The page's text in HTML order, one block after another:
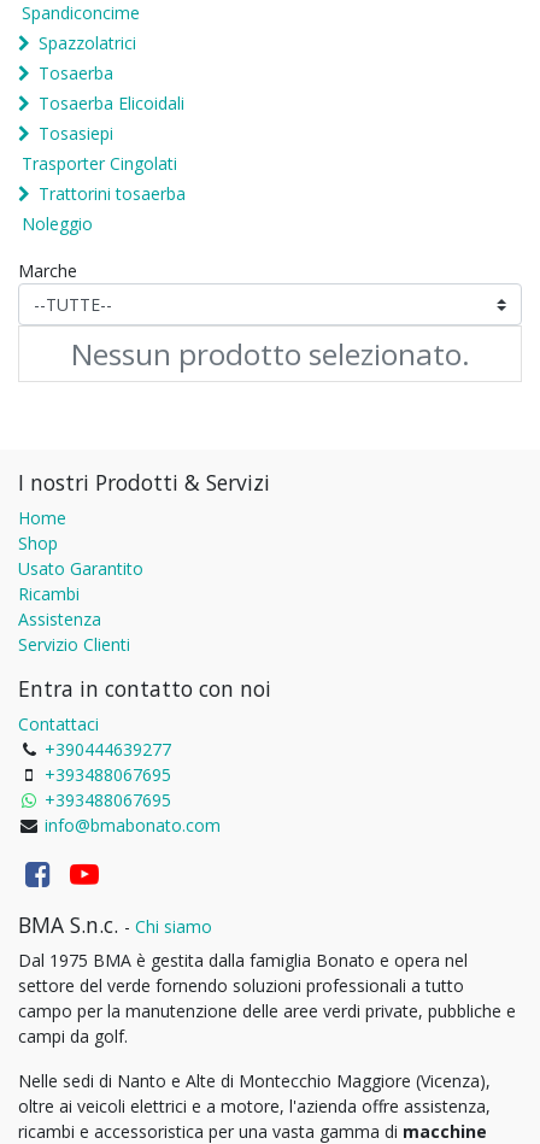
Spandiconcime
Spazzolatrici
Tosaerba
Tosaerba Elicoidali
Tosasiepi
Trasporter Cingolati
Trattorini tosaerba
Noleggio
Marche
Nessun prodotto selezionato.
I nostri Prodotti & Servizi
Home
Shop
Usato Garantito
Ricambi
Assistenza
Servizio Clienti
Entra in contatto con noi
Contattaci
+390444639277
+393488067695
+393488067695
info@bmabonato.com
BMA S.n.c. - Chi siamo
Dal 1975 BMA è gestita dalla famiglia Bonato e opera nel
settore del verde fornendo soluzioni professionali a tutto
campo per la manutenzione delle aree verdi private, pubbliche e
campi da golf.
Nelle sedi di Nanto e Alte di Montecchio Maggiore (Vicenza),
oltre ai veicoli elettrici e a motore, l'azienda offre assistenza,
ricambi e accessoristica per una vasta gamma di macchine